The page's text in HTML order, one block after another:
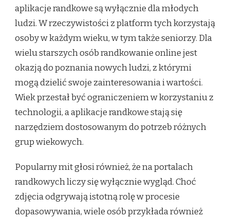
aplikacje randkowe są wyłącznie dla młodych
ludzi. W rzeczywistości z platform tych korzystają
osoby w każdym wieku, w tym także seniorzy. Dla
wielu starszych osób randkowanie online jest
okazją do poznania nowych ludzi, z którymi
mogą dzielić swoje zainteresowania i wartości.
Wiek przestał być ograniczeniem w korzystaniu z
technologii, a aplikacje randkowe stają się
narzędziem dostosowanym do potrzeb różnych
grup wiekowych.
Popularny mit głosi również, że na portalach
randkowych liczy się wyłącznie wygląd. Choć
zdjęcia odgrywają istotną rolę w procesie
dopasowywania, wiele osób przykłada również